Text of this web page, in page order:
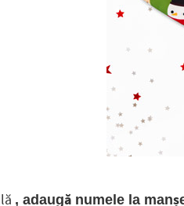
, adaugă numele la